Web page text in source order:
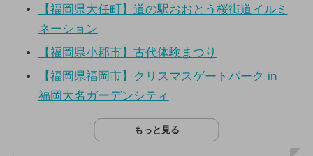
【福岡県大任町】道の駅おおとう桜街道イルミ
ネーション
【福岡県小郡市】古代体験まつり
【福岡県福岡市】クリスマスゲートパーク in
福岡大名ガーデンシティ
もっと見る